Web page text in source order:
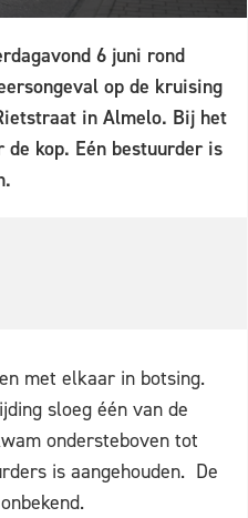
6 juni rond
op de kruising
in Almelo. Bij het
kop. Eén bestuurder is
met elkaar in botsing.
sloeg één van de
ondersteboven tot
is aangehouden. De